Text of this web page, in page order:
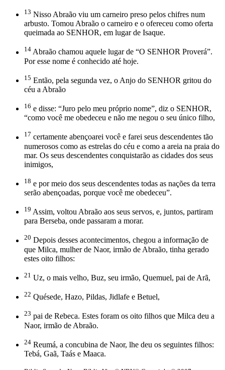
13 Nisso Abraão viu um carneiro preso pelos chifres num
arbusto. Tomou Abraão o carneiro e o ofereceu como oferta
queimada ao SENHOR, em lugar de Isaque.
14 Abraão chamou aquele lugar de “O SENHOR Proverá”.
Por esse nome é conhecido até hoje.
15 Então, pela segunda vez, o Anjo do SENHOR gritou do
céu a Abraão
16 e disse: “Juro pelo meu próprio nome”, diz o SENHOR,
“como você me obedeceu e não me negou o seu único filho,
17 certamente abençoarei você e farei seus descendentes tão
numerosos como as estrelas do céu e como a areia na praia do
mar. Os seus descendentes conquistarão as cidades dos seus
inimigos,
18 e por meio dos seus descendentes todas as nações da terra
serão abençoadas, porque você me obedeceu”.
19 Assim, voltou Abraão aos seus servos, e, juntos, partiram
para Berseba, onde passaram a morar.
20 Depois desses acontecimentos, chegou a informação de
que Milca, mulher de Naor, irmão de Abraão, tinha gerado
estes oito filhos:
21 Uz, o mais velho, Buz, seu irmão, Quemuel, pai de Arã,
22 Quésede, Hazo, Pildas, Jidlafe e Betuel,
23 pai de Rebeca. Estes foram os oito filhos que Milca deu a
Naor, irmão de Abraão.
24 Reumá, a concubina de Naor, lhe deu os seguintes filhos:
Tebá, Gaã, Taás e Maaca.